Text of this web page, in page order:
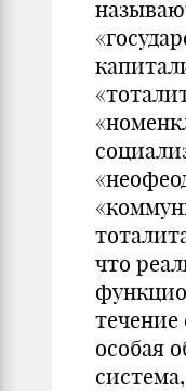
что
течение
особая